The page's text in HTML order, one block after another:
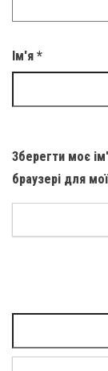
Ім'я *
Зберегти моє
браузері для